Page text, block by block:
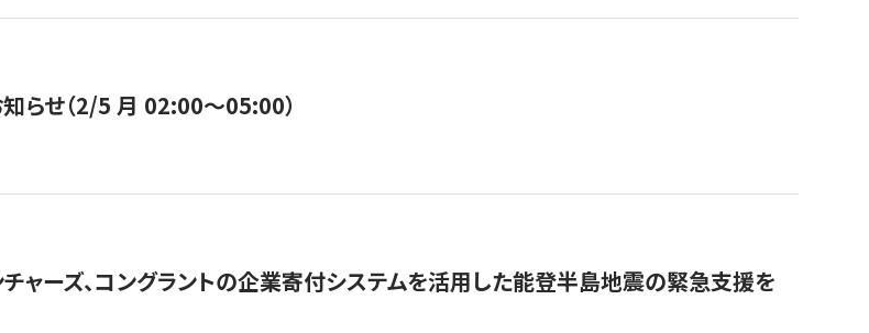
らせ（2/5 月 02:00〜05:00）
ャーズ、コングラントの企業寄付システムを活用した能登半島地震の緊急支援を